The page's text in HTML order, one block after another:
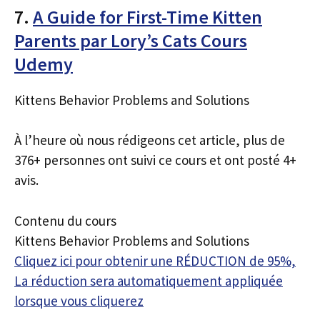
7. A Guide for First-Time Kitten
Parents par Lory’s Cats Cours
Udemy
Kittens Behavior Problems and Solutions
À l’heure où nous rédigeons cet article, plus de
376+ personnes ont suivi ce cours et ont posté 4+
avis.
Contenu du cours
Kittens Behavior Problems and Solutions
Cliquez ici pour obtenir une RÉDUCTION de 95%,
La réduction sera automatiquement appliquée
lorsque vous cliquerez